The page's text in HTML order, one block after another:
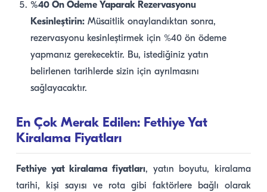
%40 Ön Ödeme Yaparak Rezervasyonu
Kesinleştirin: Müsaitlik onaylandıktan sonra,
rezervasyonu kesinleştirmek için %40 ön ödeme
yapmanız gerekecektir. Bu, istediğiniz yatın
belirlenen tarihlerde sizin için ayrılmasını
sağlayacaktır.
En Çok Merak Edilen: Fethiye Yat
Kiralama Fiyatları
Fethiye yat kiralama fiyatları, yatın boyutu, kiralama
tarihi, kişi sayısı ve rota gibi faktörlere bağlı olarak